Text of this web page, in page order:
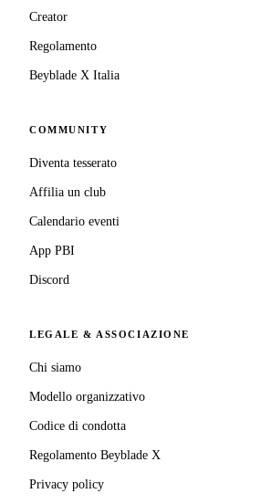
Creator
Regolamento
Beyblade X Italia
COMMUNITY
Diventa tesserato
Affilia un club
Calendario eventi
App PBI
Discord
LEGALE & ASSOCIAZIONE
Chi siamo
Modello organizzativo
Codice di condotta
Regolamento Beyblade X
Privacy policy